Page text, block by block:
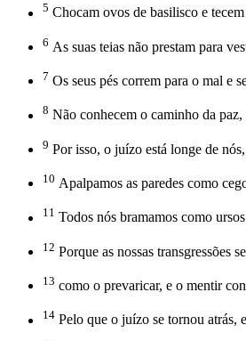
5 Chocam ovos de basilisco e
6 As suas teias não prestam para
7 Os seus pés correm para o mal e
8 Não conhecem o caminho da paz,
9 Por isso, o juízo está longe de
10 Apalpamos as paredes como
11 Todos nós bramamos como
12 Porque as nossas transgressões
13 como o prevaricar, e o mentir
14 Pelo que o juízo se tornou atrás,